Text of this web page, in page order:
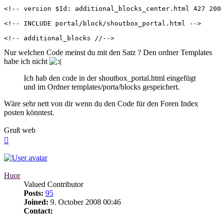
<!-- version $Id: additional_blocks_center.html 427
<!-- INCLUDE portal/block/shoutbox_portal.html -->
<!-- additional_blocks //-->
Nur welchen Code meinst du mit den Satz ? Den ordner Templates
habe ich nicht
Ich hab den code in der shoutbox_portal.html eingefügt
und im Ordner templates/porta/blocks gespeichert.
Wäre sehr nett von dir wenn du den Code für den Foren Index
posten könntest.
Gruß web
Huor
Valued Contributor
Posts: 95
Joined: 9. October 2008 00:46
Contact: